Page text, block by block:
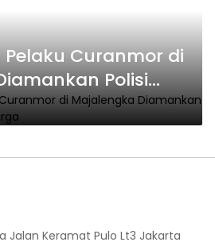
Curanmor di
Polisi
Warga
Jalan Keramat Pulo Lt3 Jakarta